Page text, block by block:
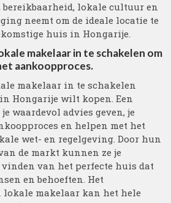
lokale cultuur en
neemt om de ideale locatie te
huis in Hongarije.
makelaar in te schakelen om
aankoopproces.
makelaar in te schakelen
Hongarije wilt kopen. Een
waardevol advies geven, je
en helpen met het
wet- en regelgeving. Door hun
de markt kunnen ze je
van het perfecte huis dat
en behoeften. Het
makelaar kan het hele